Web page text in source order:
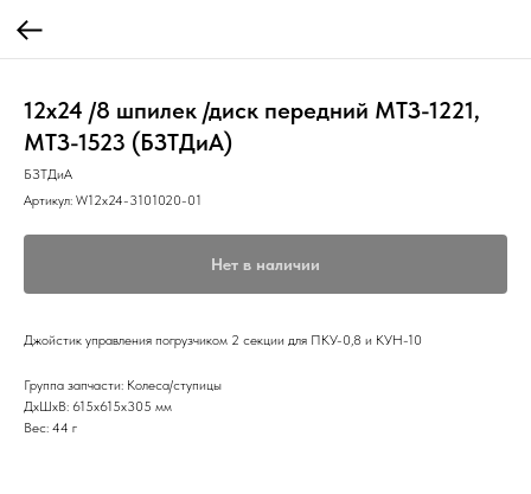
12х24 /8 шпилек /диск передний МТЗ-1221,
МТЗ-1523 (БЗТДиА)
БЗТДиА
Артикул: W12x24-3101020-01
Нет в наличии
Джойстик управления погрузчиком 2 секции для ПКУ-0,8 и КУН-10
Группа запчасти: Колеса/ступицы
ДxШxВ: 615x615x305 мм
Вес: 44 г